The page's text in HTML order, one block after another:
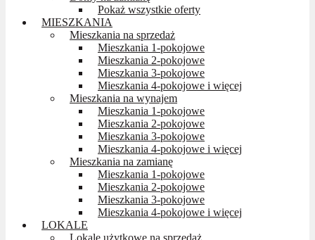
Pokaż wszystkie oferty
MIESZKANIA
Mieszkania na sprzedaż
Mieszkania 1-pokojowe
Mieszkania 2-pokojowe
Mieszkania 3-pokojowe
Mieszkania 4-pokojowe i więcej
Mieszkania na wynajem
Mieszkania 1-pokojowe
Mieszkania 2-pokojowe
Mieszkania 3-pokojowe
Mieszkania 4-pokojowe i więcej
Mieszkania na zamianę
Mieszkania 1-pokojowe
Mieszkania 2-pokojowe
Mieszkania 3-pokojowe
Mieszkania 4-pokojowe i więcej
LOKALE
Lokale użytkowe na sprzedaż